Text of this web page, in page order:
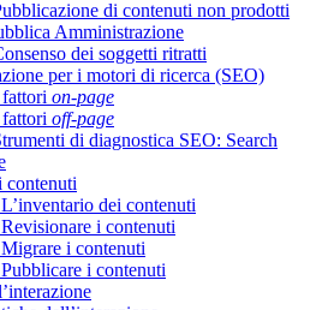
di contenuti non prodotti
Amministrazione
dei soggetti ritratti
per i motori di ricerca (SEO)
on-page
off-page
di diagnostica SEO: Search
contenuti
dei contenuti
i contenuti
i contenuti
i contenuti